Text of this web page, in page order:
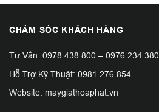
CHĂM SÓC KHÁCH HÀNG
Tư Vấn :0978.438.800 – 0976.234.380
Hỗ Trợ Kỹ Thuật: 0981 276 854
Website: maygiathoaphat.vn